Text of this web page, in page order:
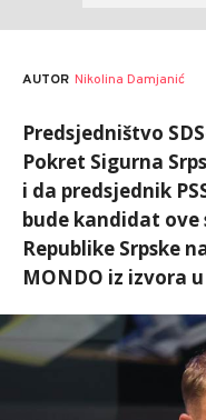
AUTOR Nikolina Damjanić
Predsjedništvo
Pokret Sigurna
i da predsjednik
bude kandidat ove
Republike Srpske
MONDO iz izvora